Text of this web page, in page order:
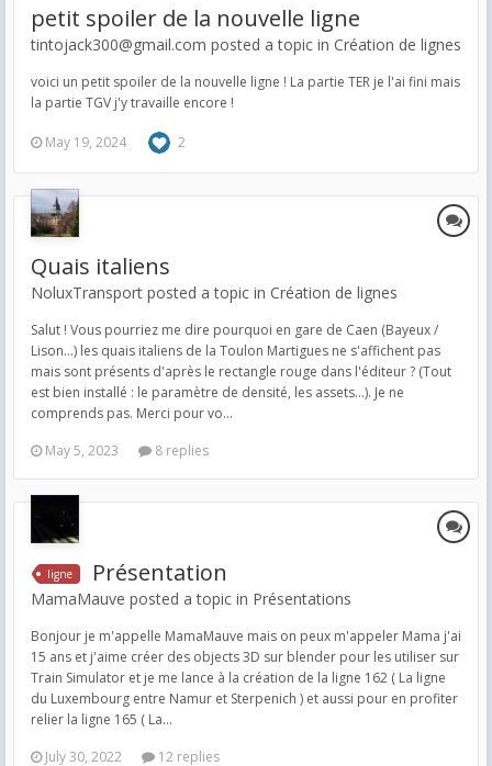
petit spoiler de la nouvelle ligne
tintojack300@gmail.com posted a topic in Création de lignes
voici un petit spoiler de la nouvelle ligne ! La partie TER je l'ai fini mais
la partie TGV j'y travaille encore !
May 19, 2024 2
Quais italiens
NoluxTransport posted a topic in Création de lignes
Salut ! Vous pourriez me dire pourquoi en gare de Caen (Bayeux /
Lison...) les quais italiens de la Toulon Martigues ne s'affichent pas
mais sont présents d'après le rectangle rouge dans l'éditeur ? (Tout
est bien installé : le paramètre de densité, les assets...). Je ne
comprends pas. Merci pour vo...
May 5, 2023
8 replies
ligne Présentation
MamaMauve posted a topic in Présentations
Bonjour je m'appelle MamaMauve mais on peux m'appeler Mama j'ai
15 ans et j'aime créer des objects 3D sur blender pour les utiliser sur
Train Simulator et je me lance à la création de la ligne 162 ( La ligne
du Luxembourg entre Namur et Sterpenich ) et aussi pour en profiter
relier la ligne 165 ( La...
July 30, 2022
12 replies